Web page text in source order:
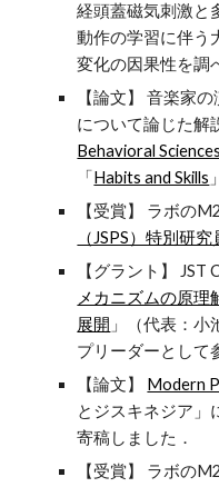
経頭蓋磁気刺激と
動作の学習に伴う
変化の因果性を調
【論文】 音楽家
について論じた解
Behavioral
「Habits and Skills
【受賞】 ラボの
（JSPS）特別研
【グラント】 JST
メカニズムの原理
展開 」（代表：小
プリーダーとして
【論文】 Modern
とジスキネジア」
寄稿しました．
【受賞】 ラボの